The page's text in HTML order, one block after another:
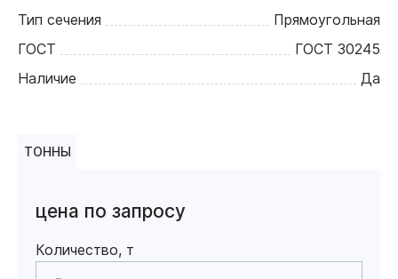
Тип сечения
Прямоугольная
ГОСТ
ГОСТ 30245
Наличие
Да
ТОННЫ
цена по запросу
Количество, т